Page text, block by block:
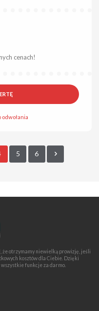
cenach!
odwołania
5 6
że otrzymamy niewielką prowizję, jeśli
kosztów dla Ciebie. Dzięki
funkcje za darmo.